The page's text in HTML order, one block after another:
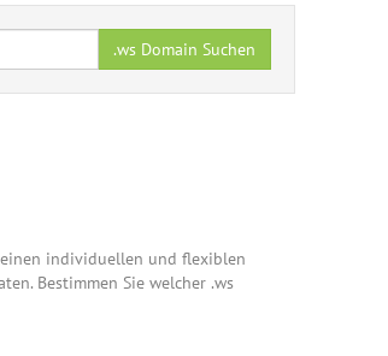
.ws Domain Suchen
einen individuellen und flexiblen
Bestimmen Sie welcher .ws